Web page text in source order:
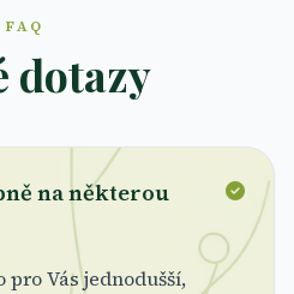
FAQ
dotazy
na některou
pro Vás jednodušší,